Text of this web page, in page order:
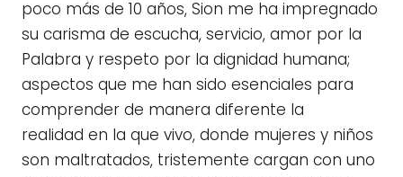
poco más de 10 años, Sion me ha impregnado
su carisma de escucha, servicio, amor por la
Palabra y respeto por la dignidad humana;
aspectos que me han sido esenciales para
comprender de manera diferente la
realidad en la que vivo, donde mujeres y niños
son maltratados, tristemente cargan con uno